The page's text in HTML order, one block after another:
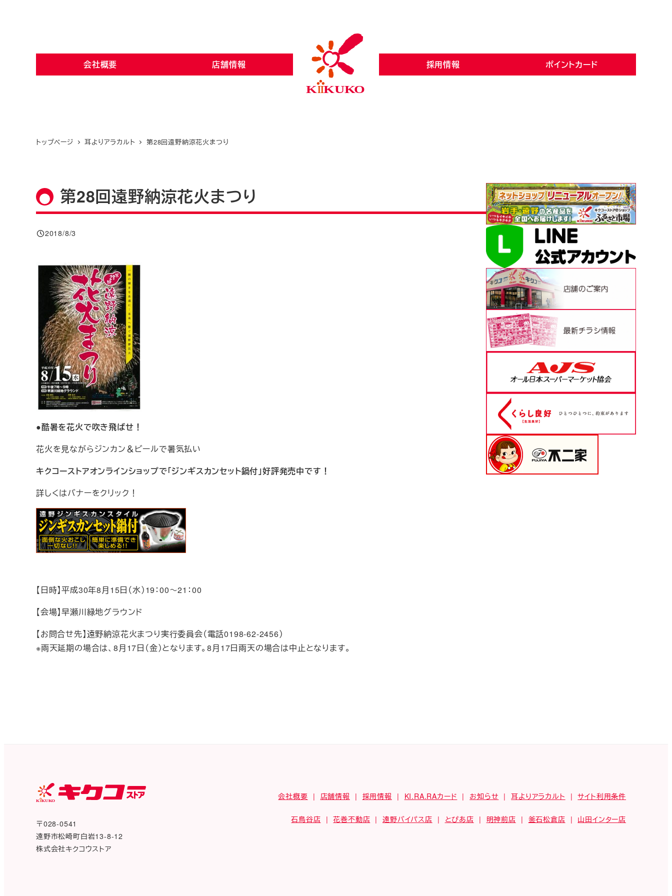
会社概要 店舗情報 採用情報 ポイントカード
トップページ 耳よりアラカルト 第28回遠野納涼花火まつり
第28回遠野納涼花火まつり
投稿日
2018/8/3
●酷暑を花火で吹き飛ばせ！
花火を見ながらジンカン＆ビールで暑気払い
キクコーストアオンラインショップで「ジンギスカンセット鍋付」好評発売中です！
詳しくはバナーをクリック！
【日時】平成30年8月15日（水）19：00～21：00
【会場】早瀬川緑地グラウンド
【お問合せ先】遠野納涼花火まつり実行委員会（電話0198-62-2456）
※雨天延期の場合は、8月17日（金）となります。8月17日雨天の場合は中止となります。
〒028-0541
遠野市松崎町白岩13-8-12
株式会社キクコウストア
会社概要 店舗情報 採用情報 KI.RA.RAカード お知らせ 耳よりアラカルト サイト利用条件
石鳥谷店 花巻不動店 遠野バイパス店 とぴあ店 明神前店 釜石松倉店 山田インター店